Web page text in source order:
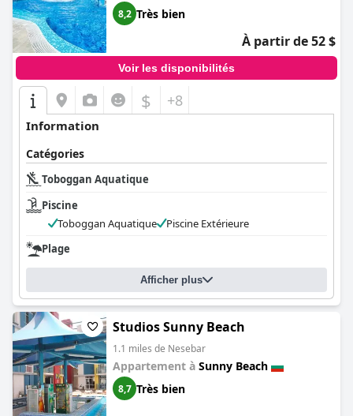
8,2 Très bien
À partir de 52 $
Voir les disponibilités
$ +8
Information
Catégories
Toboggan Aquatique
Piscine
Toboggan Aquatique
Piscine Extérieure
Plage
Afficher plus
Studios Sunny Beach
1.1 miles de Nesebar
Appartement à Sunny Beach
8,7 Très bien